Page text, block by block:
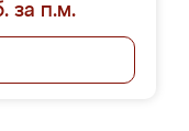
за п.м.